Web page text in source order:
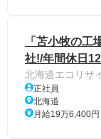
「苫小牧の
社!/年間休日
北海道エコリサ
正社員
北海道
月給19万6,400円